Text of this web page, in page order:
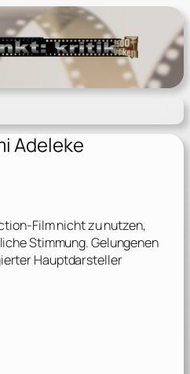
Adeleke
Film nicht zu nutzen,
Stimmung. Gelungenen
Hauptdarsteller